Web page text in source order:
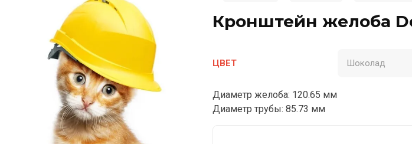
Кронштейн желоба
ЦВЕТ
Диаметр желоба: 120.65 мм
Диаметр трубы: 85.73 мм